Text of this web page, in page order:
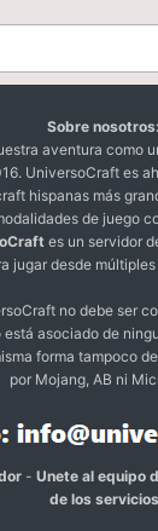
Sobre nosotros:
aventura como
UniversoCraft es
hispanas más
de juego
es un servidor
jugar desde
no debe ser
asociado de
forma tampoco
por Mojang, AB ni
- Unete al equipo
de los servicios